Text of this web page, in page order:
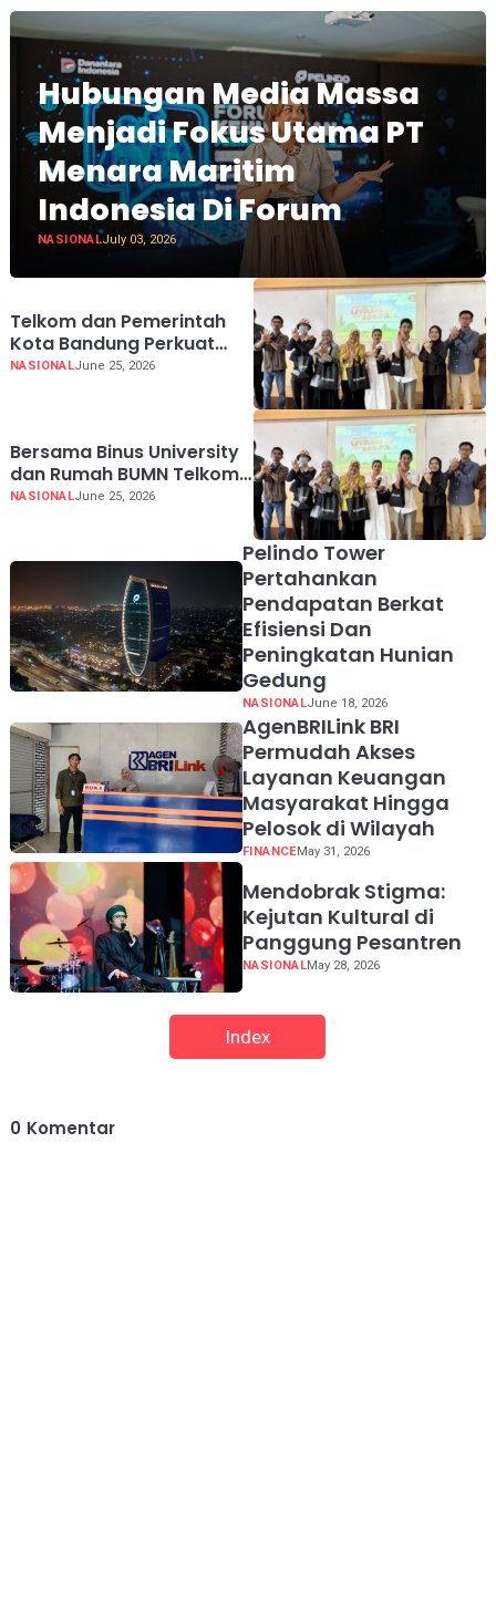
Hubungan Media Massa
Menjadi Fokus Utama PT
Menara Maritim
Indonesia Di Forum
NASIONALJuly 03, 2026
Telkom dan Pemerintah
Kota Bandung Perkuat
Daya Saing UMKM melalui
NASIONALJune 25, 2026
Bersama Binus University
dan Rumah BUMN Telkom
Perkuat Kapasitas UMKM
dan Strategi Penentuan
NASIONALJune 25, 2026
Pelindo Tower
Pertahankan
Pendapatan Berkat
Efisiensi Dan
Peningkatan Hunian
Gedung
NASIONALJune 18, 2026
AgenBRILink BRI
Permudah Akses
Layanan Keuangan
Masyarakat Hingga
Pelosok di Wilayah
FINANCEMay 31, 2026
Mendobrak Stigma:
Kejutan Kultural di
Panggung Pesantren
NASIONALMay 28, 2026
Index
0 Komentar